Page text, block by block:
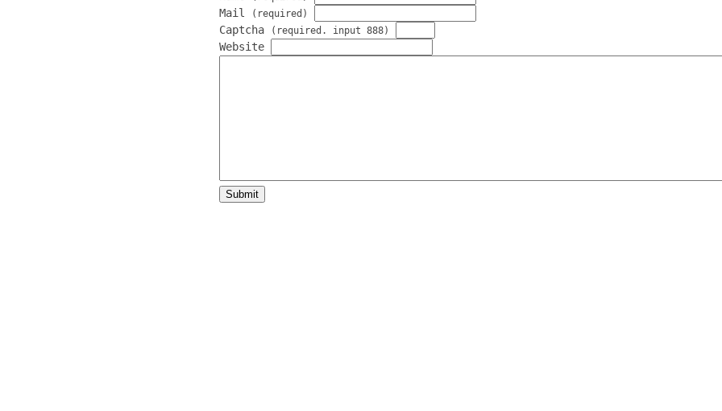
Mail (required)
Captcha (required. input 888)
Website